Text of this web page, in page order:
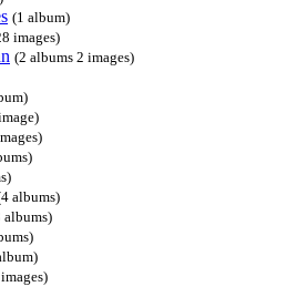
(1 album)
images)
(2 albums 2 images)
albums)
albums)